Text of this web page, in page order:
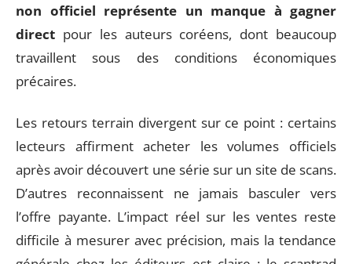
non officiel représente un manque à gagner
direct pour les auteurs coréens, dont beaucoup
travaillent sous des conditions économiques
précaires.
Les retours terrain divergent sur ce point : certains
lecteurs affirment acheter les volumes officiels
après avoir découvert une série sur un site de scans.
D’autres reconnaissent ne jamais basculer vers
l’offre payante. L’impact réel sur les ventes reste
difficile à mesurer avec précision, mais la tendance